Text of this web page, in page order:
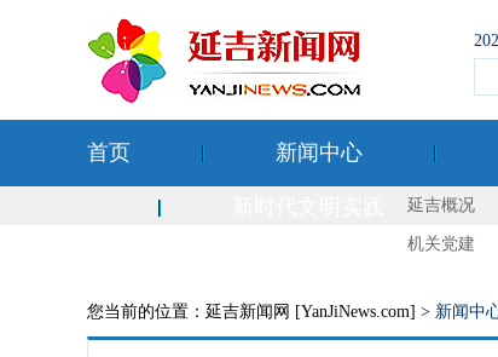
首页 新闻中心
延吉概况
机关党建
您当前的位置：延吉新闻网 [YanJiNews.com] > 新闻中